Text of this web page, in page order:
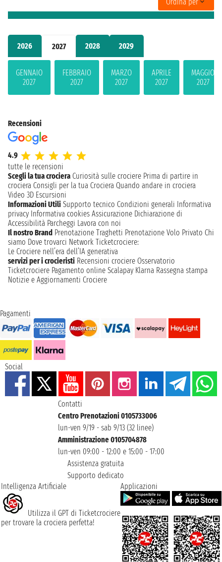
2026 2027 2028 2029
GENNAIO
2027
FEBBRAIO
2027
MARZO
2027
APRILE
2027
MAGGIO
2027
Recensioni
4.9
tutte le recensioni
Scegli la tua crociera Curiosità sulle crociere Prima di partire in
crociera Consigli per la tua Crociera Quando andare in crociera
Video 3D Escursioni
Informazioni Utili Supporto tecnico Condizioni generali Informativa
privacy Informativa cookies Assicurazione Dichiarazione di
Accessibilità Parcheggi Lavora con noi
Il nostro Brand Prenotazione Traghetti Prenotazione Volo Privato Chi
siamo Dove trovarci Network Ticketcrociere:
Le Crociere nell’era dell’IA generativa
servizi per i crocieristi Recensioni crociere Osservatorio
Ticketcrociere Pagamento online Scalapay Klarna Rassegna stampa
Notizie e Aggiornamenti Crociere
Pagamenti
Social
Contatti
Centro Prenotazioni 0105733006
lun-ven 9/19 - sab 9/13 (32 linee)
Amministrazione 0105704878
lun-ven 09:00 - 12:00 e 15:00 - 17:00
Assistenza gratuita
Supporto dedicato
Intelligenza Artificiale
Utilizza il GPT di Ticketcrociere
per trovare la crociera perfetta!
Applicazioni